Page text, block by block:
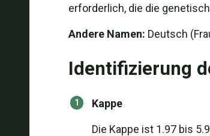
erforderlich, die die
Andere Namen: Deutsch
Identifizierung
Kappe
Die Kappe ist 1.97 bis